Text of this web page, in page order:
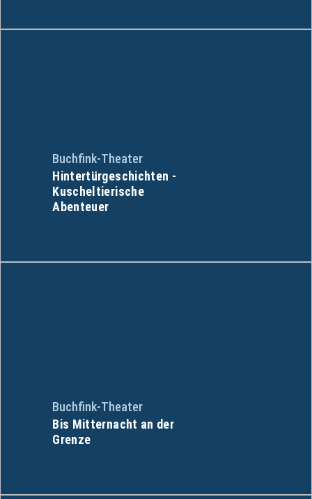
Buchfink-Theater
Hintertürgeschichten -
Kuscheltierische
Abenteuer
Buchfink-Theater
Bis Mitternacht an der
Grenze